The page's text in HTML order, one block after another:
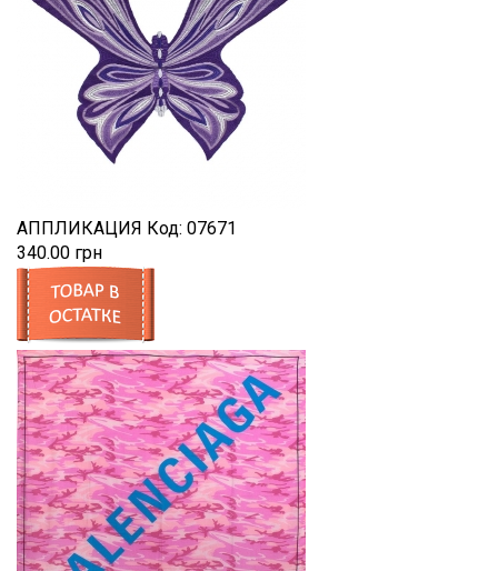
АППЛИКАЦИЯ Код: 07671
340.00 грн